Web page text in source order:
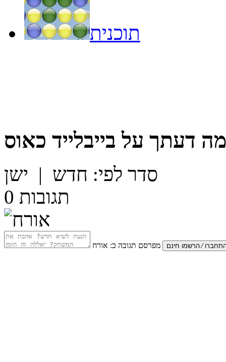
תוכנית
מה דעתך על בייבלייד כאוס
סדר לפי: חדש | ישן
0 תגובות
מפרסם תגובה כ: אורח